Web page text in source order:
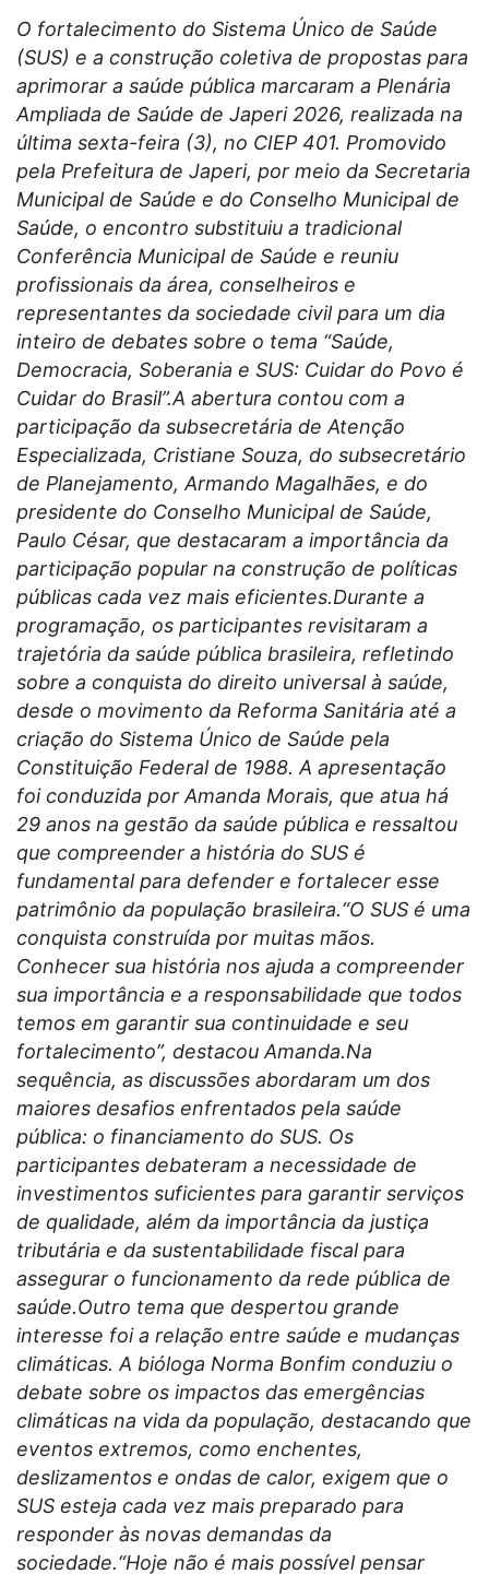
O fortalecimento do Sistema Único de Saúde
(SUS) e a construção coletiva de propostas para
aprimorar a saúde pública marcaram a Plenária
Ampliada de Saúde de Japeri 2026, realizada na
última sexta-feira (3), no CIEP 401. Promovido
pela Prefeitura de Japeri, por meio da Secretaria
Municipal de Saúde e do Conselho Municipal de
Saúde, o encontro substituiu a tradicional
Conferência Municipal de Saúde e reuniu
profissionais da área, conselheiros e
representantes da sociedade civil para um dia
inteiro de debates sobre o tema “Saúde,
Democracia, Soberania e SUS: Cuidar do Povo é
Cuidar do Brasil”.A abertura contou com a
participação da subsecretária de Atenção
Especializada, Cristiane Souza, do subsecretário
de Planejamento, Armando Magalhães, e do
presidente do Conselho Municipal de Saúde,
Paulo César, que destacaram a importância da
participação popular na construção de políticas
públicas cada vez mais eficientes.Durante a
programação, os participantes revisitaram a
trajetória da saúde pública brasileira, refletindo
sobre a conquista do direito universal à saúde,
desde o movimento da Reforma Sanitária até a
criação do Sistema Único de Saúde pela
Constituição Federal de 1988. A apresentação
foi conduzida por Amanda Morais, que atua há
29 anos na gestão da saúde pública e ressaltou
que compreender a história do SUS é
fundamental para defender e fortalecer esse
patrimônio da população brasileira.“O SUS é uma
conquista construída por muitas mãos.
Conhecer sua história nos ajuda a compreender
sua importância e a responsabilidade que todos
temos em garantir sua continuidade e seu
fortalecimento”, destacou Amanda.Na
sequência, as discussões abordaram um dos
maiores desafios enfrentados pela saúde
pública: o financiamento do SUS. Os
participantes debateram a necessidade de
investimentos suficientes para garantir serviços
de qualidade, além da importância da justiça
tributária e da sustentabilidade fiscal para
assegurar o funcionamento da rede pública de
saúde.Outro tema que despertou grande
interesse foi a relação entre saúde e mudanças
climáticas. A bióloga Norma Bonfim conduziu o
debate sobre os impactos das emergências
climáticas na vida da população, destacando que
eventos extremos, como enchentes,
deslizamentos e ondas de calor, exigem que o
SUS esteja cada vez mais preparado para
responder às novas demandas da
sociedade.“Hoje não é mais possível pensar